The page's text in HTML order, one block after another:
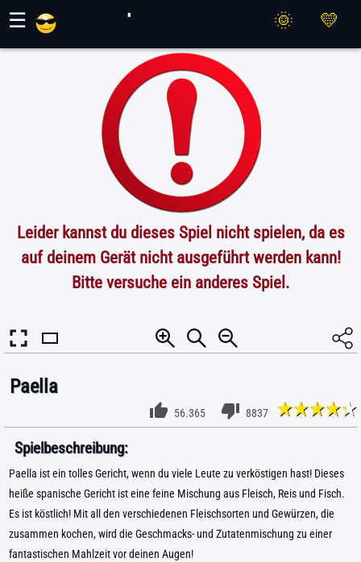
☰
Leider kannst du dieses Spiel nicht spielen, da es
auf deinem Gerät nicht ausgeführt werden kann!
Bitte versuche ein anderes Spiel.
Paella
56.365 8837
Spielbeschreibung:
Paella ist ein tolles Gericht, wenn du viele Leute zu verköstigen hast! Dieses
heiße spanische Gericht ist eine feine Mischung aus Fleisch, Reis und Fisch.
Es ist köstlich! Mit all den verschiedenen Fleischsorten und Gewürzen, die
zusammen kochen, wird die Geschmacks- und Zutatenmischung zu einer
fantastischen Mahlzeit vor deinen Augen!